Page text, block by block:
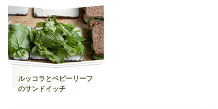
ルッコラとベビーリーフ
のサンドイッチ